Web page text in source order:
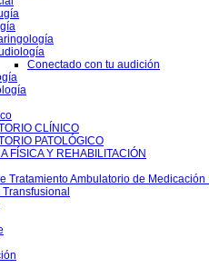
Conectado con tu audición
CLÍNICO
PATOLÓGICO
FÍSICA Y REHABILITACIÓN
Tratamiento Ambulatorio de Medicación